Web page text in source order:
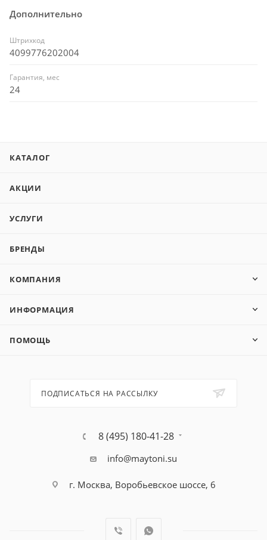
Дополнительно
Штрихкод
4099776202004
Гарантия, мес
24
КАТАЛОГ
АКЦИИ
УСЛУГИ
БРЕНДЫ
КОМПАНИЯ
ИНФОРМАЦИЯ
ПОМОЩЬ
ПОДПИСАТЬСЯ НА РАССЫЛКУ
8 (495) 180-41-28
info@maytoni.su
г. Москва, Воробьевское шоссе, 6